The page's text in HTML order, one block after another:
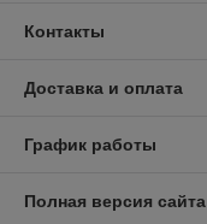
Контакты
Доставка и оплата
График работы
Полная версия сайта